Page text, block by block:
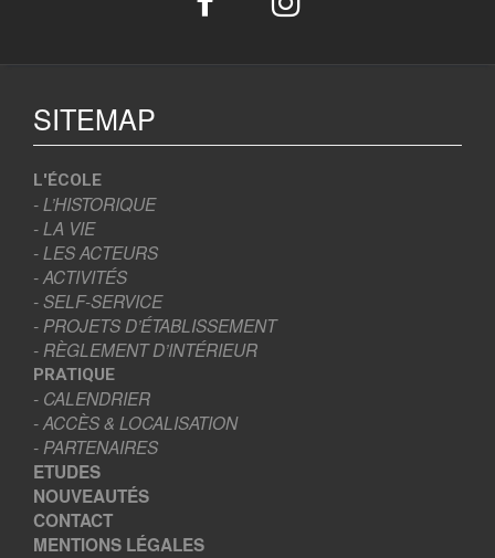
SITEMAP
L'ÉCOLE
- L’HISTORIQUE
- LA VIE
- LES ACTEURS
- ACTIVITÉS
- SELF-SERVICE
- PROJETS D’ÉTABLISSEMENT
- RÈGLEMENT D’INTÉRIEUR
PRATIQUE
- CALENDRIER
- ACCÈS & LOCALISATION
- PARTENAIRES
ETUDES
NOUVEAUTÉS
CONTACT
MENTIONS LÉGALES